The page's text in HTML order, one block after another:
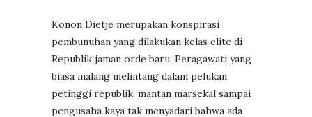
Konon Dietje merupakan konspirasi
pembunuhan yang dilakukan kelas elite di
Republik jaman orde baru. Peragawati yang
biasa malang melintang dalam pelukan
petinggi republik, mantan marsekal sampai
pengusaha kaya tak menyadari bahwa ada